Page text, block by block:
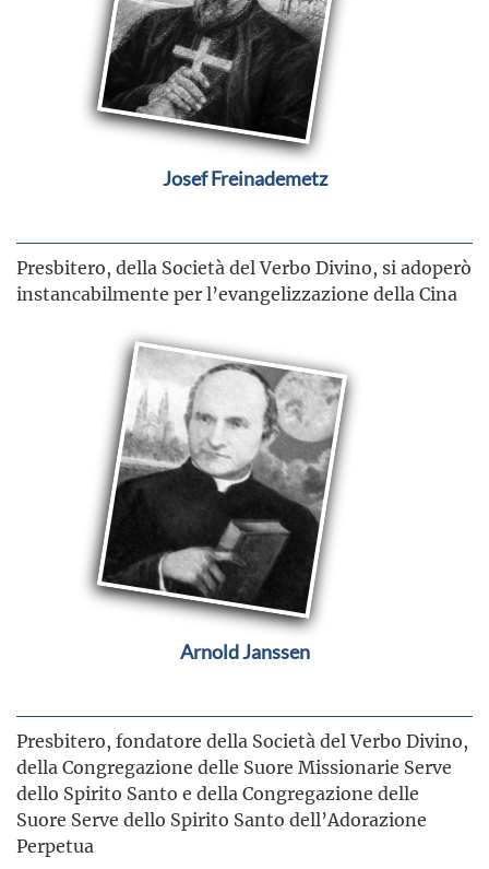
Josef Freinademetz
Presbitero, della Società del Verbo Divino, si adoperò
instancabilmente per l’evangelizzazione della Cina
Arnold Janssen
Presbitero, fondatore della Società del Verbo Divino,
della Congregazione delle Suore Missionarie Serve
dello Spirito Santo e della Congregazione delle
Suore Serve dello Spirito Santo dell’Adorazione
Perpetua